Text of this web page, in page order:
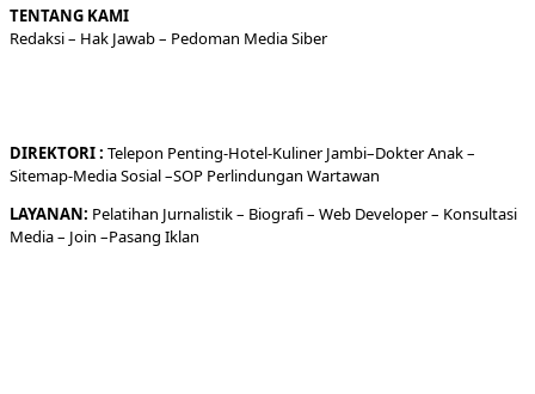
TENTANG KAMI
Redaksi– Hak Jawab – Pedoman Media Siber
DIREKTORI: Telepon Penting-Hotel-KulinerJambi–DokterAnak –
Sitemap-Media Sosial –SOP Perlindungan Wartawan
LAYANAN: Pelatihan Jurnalistik – Biografi– Web Developer– Konsultasi
Media– Join –Pasang Iklan